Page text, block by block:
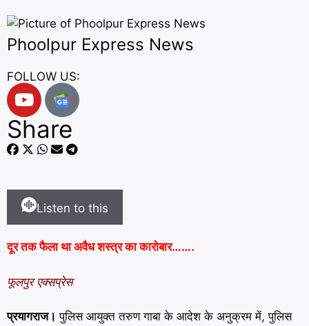
Phoolpur Express News
FOLLOW US:
Share
Listen to this
दूर तक फैला था अवैध शस्त्र का कारोबार…….
फूलपुर एक्सप्रेस
प्रयागराज। पुलिस आयुक्त तरुण गाबा के आदेश के अनुक्रम में,पुलिस